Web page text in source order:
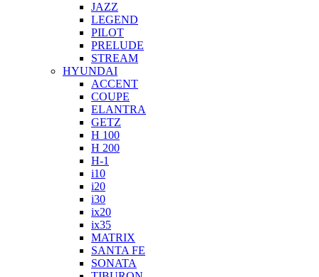
JAZZ
LEGEND
PILOT
PRELUDE
STREAM
HYUNDAI
ACCENT
COUPE
ELANTRA
GETZ
H 100
H 200
H-1
i10
i20
i30
ix20
ix35
MATRIX
SANTA FE
SONATA